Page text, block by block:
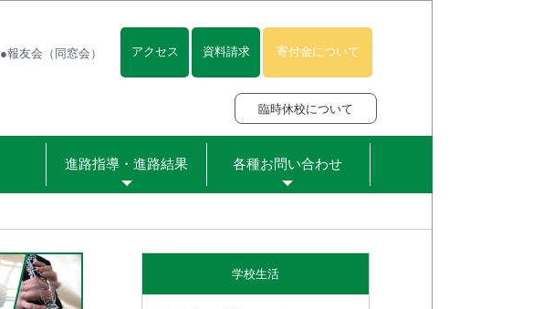
●報友会（同窓会） アクセス 資料請求 寄付金について
臨時休校について
進路指導・進路結果 各種お問い合わせ
学校生活